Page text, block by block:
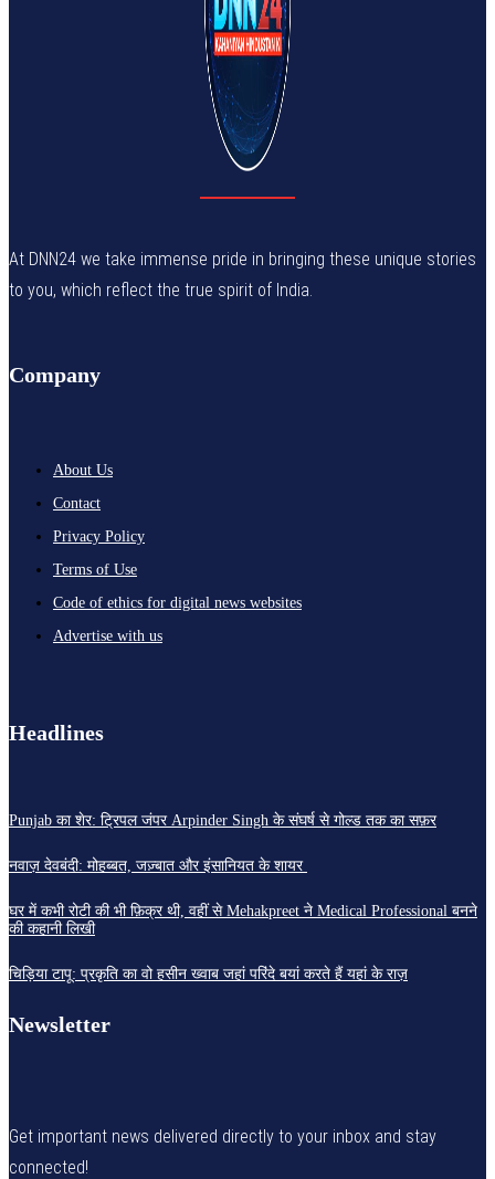
At DNN24 we take immense pride in bringing these unique stories
to you, which reflect the true spirit of India.
Company
About Us
Contact
Privacy Policy
Terms of Use
Code of ethics for digital news websites
Advertise with us
Headlines
Punjab का शेर: ट्रिपल जंपर Arpinder Singh के संघर्ष से गोल्ड तक का सफ़र
नवाज़ देवबंदी: मोहब्बत, जज़्बात और इंसानियत के शायर
घर में कभी रोटी की भी फ़िक्र थी, वहीं से Mehakpreet ने Medical Professional बनने
की कहानी लिखी
चिड़िया टापू: प्रकृति का वो हसीन ख्वाब जहां परिंदे बयां करते हैं यहां के राज़
Newsletter
Get important news delivered directly to your inbox and stay
connected!